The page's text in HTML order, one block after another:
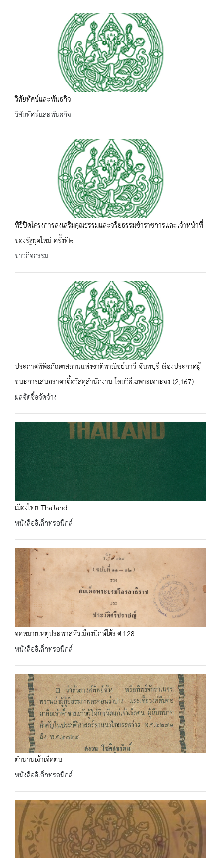
วิสัยทัศน์และพันธกิจ
วิสัยทัศน์และพันธกิจ
พิธีปิดโครงการส่งเสริมคุณธรรมและจริยธรรมข้าราชการและเจ้าหน้าที่
ของรัฐยุคใหม่ ครั้งที่๒
ข่าวกิจกรรม
ประกาศพิพิธภัณฑสถานแห่งชาติพาณิชย์นาวี จันทบุรี เรื่องประกาศผู้
ชนะการเสนอราคาซื้อวัสดุสำนักงาน โดยวิธีเฉพาะเจาะจง (2,167)
ผลจัดซื้อจัดจ้าง
เมืองไทย Thailand
หนังสืออิเล็กทรอนิกส์
จดหมายเหตุประพาสหัวเมืองปักษ์ใต้ร.ศ.128
หนังสืออิเล็กทรอนิกส์
ตำนานเจ้าเจ็ดตน
หนังสืออิเล็กทรอนิกส์